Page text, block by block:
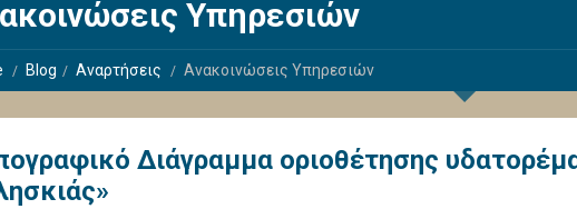
Υπηρεσιών
Blog Αναρτήσεις Ανακοινώσεις Υπηρεσιών
Διάγραμμα οριοθέτησης